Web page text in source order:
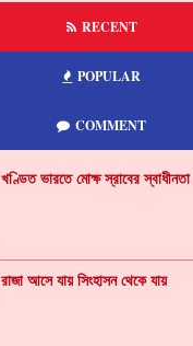
RECENT
POPULAR
COMMENT
খণ্ডিত ভারতে মোক্ষ স্রাবের স্বাধীনতা
রাজা আসে যায় সিংহাসন থেকে যায়